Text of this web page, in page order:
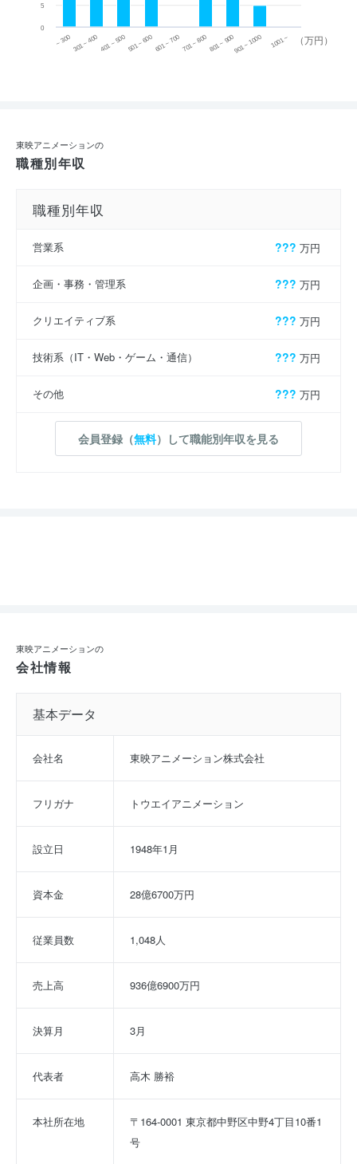
（万円）
~ 300 301 ~ 400 401 ~ 500501 ~ 600601 ~ 700701 ~ 800801 ~ 900901 ~ 1000 1001 ~
0
5
東映アニメーションの
職種別年収
職種別年収
営業系 ??? 万円
企画・事務・管理系 ??? 万円
クリエイティブ系 ??? 万円
技術系（IT・Web・ゲーム・通信） ??? 万円
その他 ??? 万円
会員登録（無料）して職能別年収を見る
東映アニメーションの
会社情報
基本データ
会社名 東映アニメーション株式会社
フリガナ トウエイアニメーション
設立日 1948年1月
資本金 28億6700万円
従業員数 1,048人
売上高 936億6900万円
決算月 3月
代表者 高木 勝裕
本社所在地
〒164-0001 東京都中野区中野4丁目10番1
号